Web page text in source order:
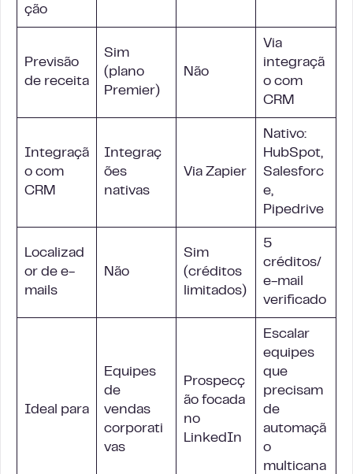
ção
Previsão
de receita
Sim
(plano
Premier)
Não
Via
integraçã
o com
CRM
Integraçã
o com
CRM
Integraç
ões
nativas
Via Zapier
Nativo:
HubSpot,
Salesforc
e,
Pipedrive
Localizad
or de e-
mails
Não
Sim
(créditos
limitados)
5
créditos/
e-mail
verificado
Ideal para
Equipes
de
vendas
corporati
vas
Prospecç
ão focada
no
LinkedIn
Escalar
equipes
que
precisam
de
automaçã
o
multicana